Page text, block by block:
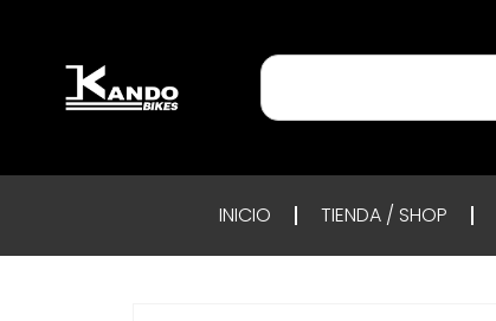
INICIO TIENDA / SHOP